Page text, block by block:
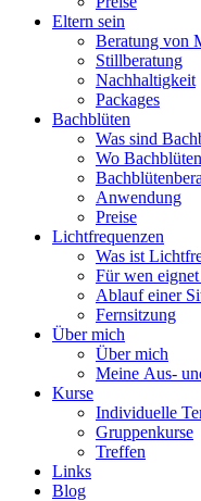
Eltern sein
Beratung von
Stillberatung
Nachhaltigkeit
Packages
Bachblüten
Was sind
Wo
Anwendung
Preise
Lichtfrequenzen
Was ist
Für wen
Ablauf einer
Fernsitzung
Über mich
Über mich
Meine Aus-
Kurse
Individuelle
Gruppenkurse
Treffen
Links
Blog